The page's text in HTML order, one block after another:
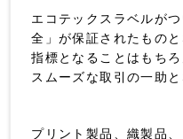
エコテックスラベルが
全」が保証されたもの
指標となることはもち
スムーズな取引の一助と
プリント製品、織製品